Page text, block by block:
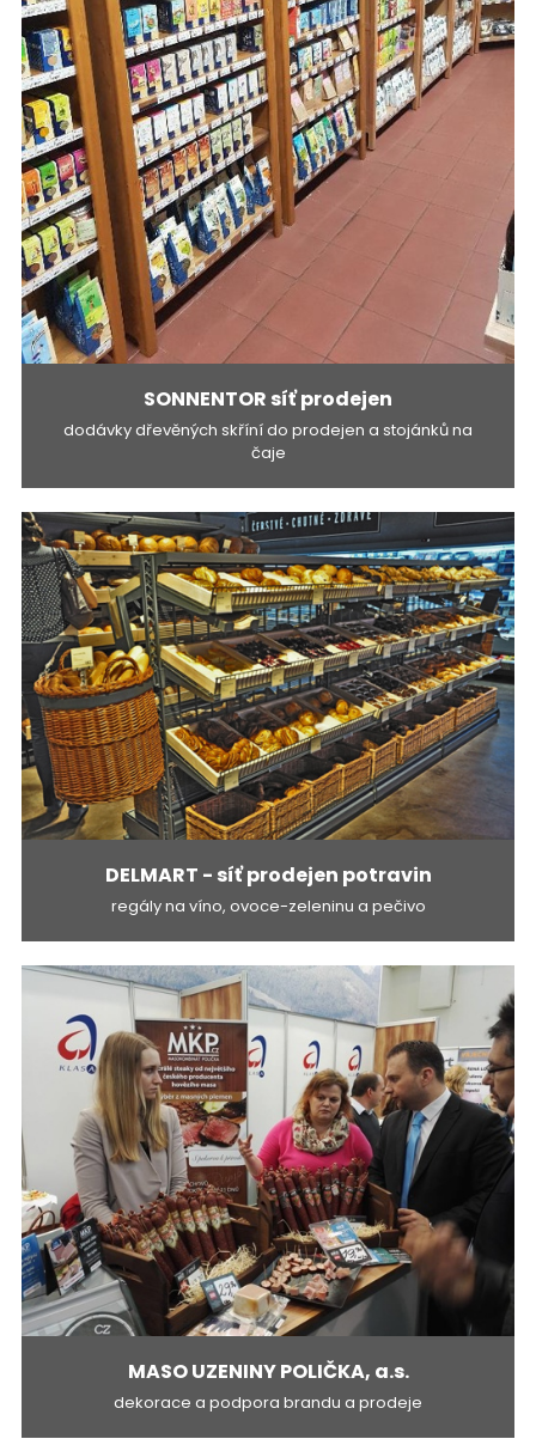
SONNENTOR síť prodejen
dodávky dřevěných skříní do prodejen a stojánků na
čaje
DELMART - síť prodejen potravin
regály na víno, ovoce-zeleninu a pečivo
MASO UZENINY POLIČKA, a.s.
dekorace a podpora brandu a prodeje